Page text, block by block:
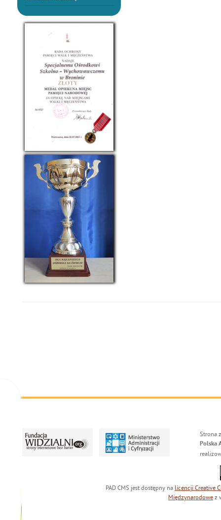
Strona
Polska
PAD CMS jest dostępny na licencji Creative
Międzynarodowe z